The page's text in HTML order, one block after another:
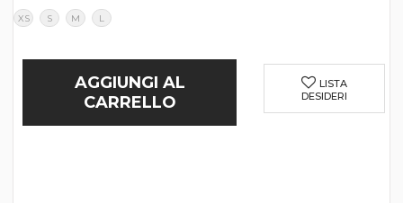
XS S M L
AGGIUNGI AL
CARRELLO
LISTA
DESIDERI